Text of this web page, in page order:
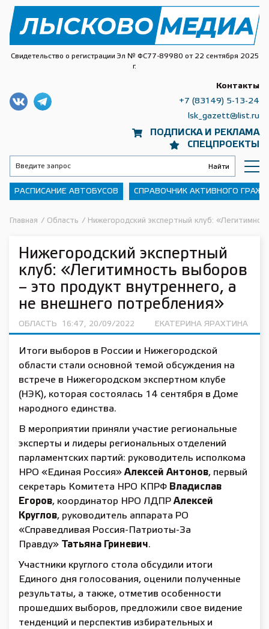
Свидетельство о регистрации Эл № ФС77-89980 от 22 сентября 2025
г.
ПОДПИСКА И РЕКЛАМА
СПЕЦПРОЕКТЫ
Контакты
+7 (83149) 5-13-24
lsk_gazett@list.ru
РАСПИСАНИЕ АВТОБУСОВ СПРАВОЧНИК АКТИВНОГО
Главная / Область / Нижегородский экспертный клуб:
Нижегородский экспертный
клуб: «Легитимность выборов
– это продукт внутреннего, а
не внешнего потребления»
ОБЛАСТЬ 16:47, 20/09/2022 ЕКАТЕРИНА ЯРАХТИНА
Итоги выборов в России и Нижегородской
области стали основной темой обсуждения на
встрече в Нижегородском экспертном клубе
(НЭК), которая состоялась 14 сентября в Доме
народного единства.
В мероприятии приняли участие региональные
эксперты и лидеры региональных отделений
парламентских партий: руководитель исполкома
НРО «Единая Россия»Алексей Антонов, первый
секретарь Комитета НРО КПРФ Владислав
Егоров, координатор НРО ЛДПРАлексей
Круглов, руководитель аппарата РО
«Справедливая Россия-Патриоты-За
Правду»
Татьяна Гриневич.
Участники круглого стола обсудили итоги
Единого дня голосования, оценили полученные
результаты, а также, отметив особенности
прошедших выборов, предложили свое видение
тенденций и перспектив избирательных и